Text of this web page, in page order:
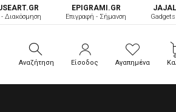
- Διακόσμηση
ΕPIGRAMI.GR
Επιγραφή - Σήμανση Gadgets
Αναζήτηση Είσοδος Αγαπημένα